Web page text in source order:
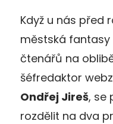
Když u nás před
městská
čtenářů na
šéfredaktor
Ondřej Jireš, se
rozdělit na dva